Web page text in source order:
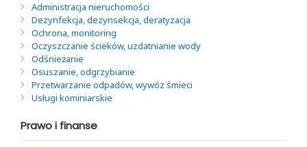
Administracja nieruchomości
Dezynfekcja, dezynsekcja, deratyzacja
Ochrona, monitoring
Oczyszczanie ścieków, uzdatnianie wody
Odśnieżanie
Osuszanie, odgrzybianie
Przetwarzanie odpadów, wywóz śmieci
Usługi kominiarskie
Prawo i finanse